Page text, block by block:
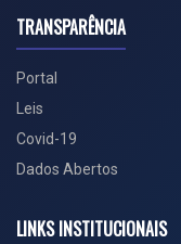
TRANSPARÊNCIA
Portal
Leis
Covid-19
Dados Abertos
LINKS INSTITUCIONAIS